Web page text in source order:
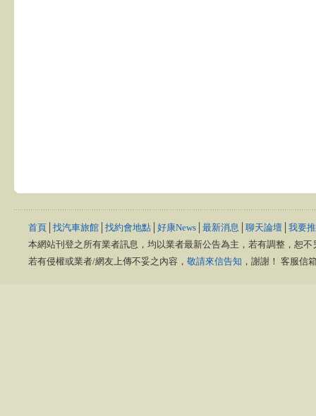
首頁 找汽車旅館 找約會地點 好康News 最新消息 聊天論壇 我要
本網站刊登之所有業者訊息，均以業者最新公告為主，若有調整，恕
若有侵權或業者/網友上傳不妥之內容， 敬請來信告知 ，謝謝！ 客服信